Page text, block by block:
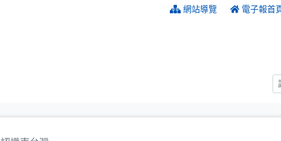
網站導覽 電子報首